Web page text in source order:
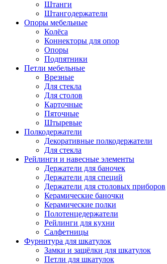
Штанги
Штангодержатели
Опоры мебельные
Колёса
Коннекторы для опор
Опоры
Подпятники
Петли мебельные
Врезные
Для стекла
Для столов
Карточные
Пяточные
Штыревые
Полкодержатели
Декоративные полкодержатели
Для стекла
Рейлинги и навесные элементы
Держатели для баночек
Держатели для специй
Держатели для столовых приборов
Керамические баночки
Керамические полки
Полотенцедержатели
Рейлинги для кухни
Салфетницы
Фурнитура для шкатулок
Замки и защёлки для шкатулок
Петли для шкатулок